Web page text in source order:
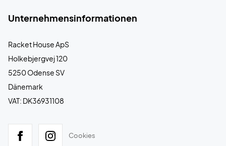
Unternehmensinformationen
Racket House ApS
Holkebjergvej 120
5250 Odense SV
Dänemark
VAT: DK36931108
Cookies